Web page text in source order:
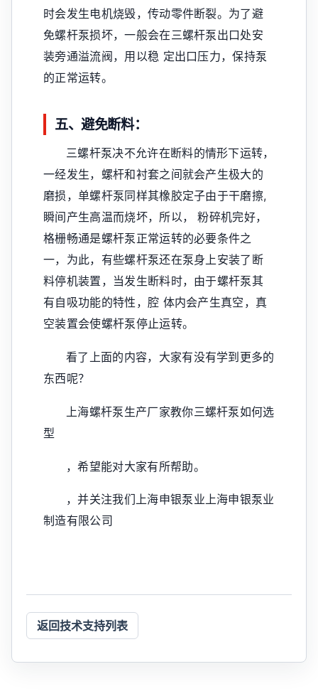
时会发生电机烧毁，传动零件断裂。为了避
免螺杆泵损坏，一般会在三螺杆泵出口处安
装旁通溢流阀，用以稳 定出口压力，保持泵
的正常运转。
五、避免断料：
三螺杆泵决不允许在断料的情形下运转，
一经发生，螺杆和衬套之间就会产生极大的
磨损，单螺杆泵同样其橡胶定子由于干磨擦,
瞬间产生高温而烧坏，所以， 粉碎机完好，
格栅畅通是螺杆泵正常运转的必要条件之
一，为此，有些螺杆泵还在泵身上安装了断
料停机装置，当发生断料时，由于螺杆泵其
有自吸功能的特性，腔 体内会产生真空，真
空装置会使螺杆泵停止运转。
看了上面的内容，大家有没有学到更多的
东西呢？
上海螺杆泵生产厂家教你三螺杆泵如何选
型
，希望能对大家有所帮助。
，并关注我们上海申银泵业上海申银泵业
制造有限公司
返回技术支持列表